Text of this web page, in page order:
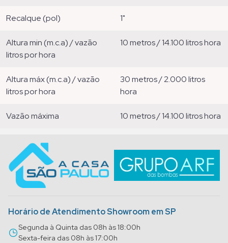
recalque (pol) 1"
altura min (m.c.a) / vazão
litros por hora
10 metros / 14.100 litros hora
altura máx (m.c.a) / vazão
litros por hora
30 metros / 2.000 litros
hora
vazão máxima 10 metros / 14.100 litros hora
Horário de Atendimento Showroom em SP
Segunda à Quinta das 08h às 18:00h
Sexta-feira das 08h às 17:00h